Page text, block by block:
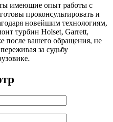
имеющие опыт работы с
проконсультировать и
новейшим технологиям,
турбин Holset, Garrett,
после вашего обращения, не
за судьбу